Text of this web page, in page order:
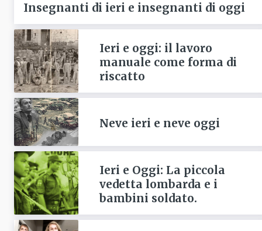
Insegnanti di ieri e insegnanti di oggi
Ieri e oggi: il lavoro
manuale come forma di
riscatto
Neve ieri e neve oggi
Ieri e Oggi: La piccola
vedetta lombarda e i
bambini soldato.